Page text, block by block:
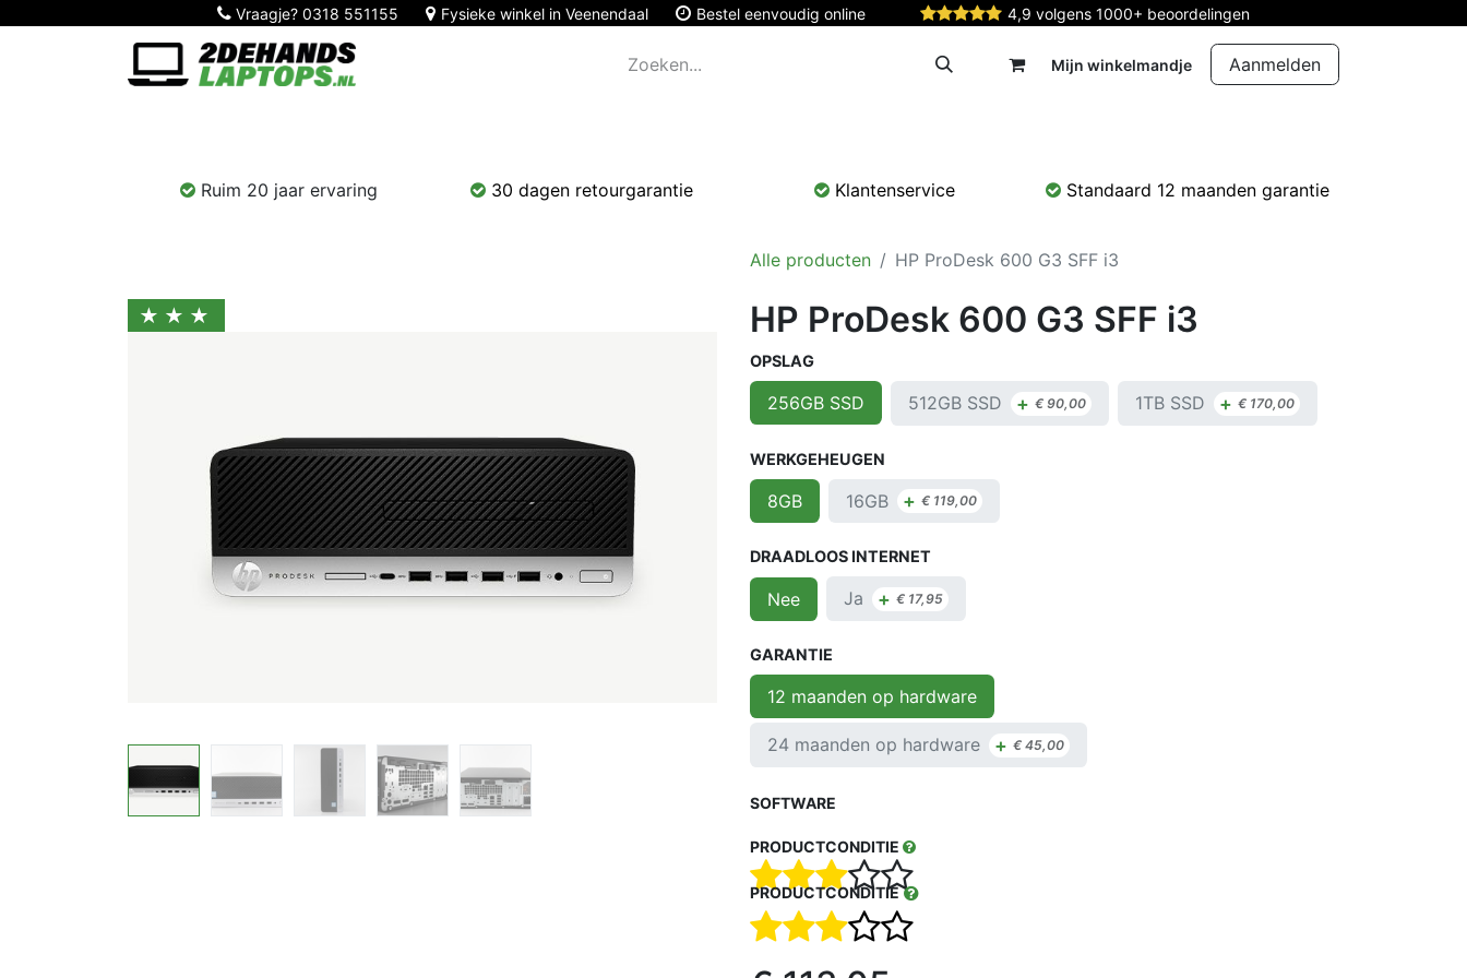
Vraagje? 0318 551155 Fysieke winkel in Veenendaal Bestel eenvoudig online 4,9 volgens 1000+ beoordelingen
Mijn winkelmandje Aanmelden
Ruim 20 jaar ervaring 30 dagen retourgarantie Klantenservice Standaard 12 maanden garantie
Alle producten HP ProDesk 600 G3 SFF i3
★★★ HP ProDesk 600 G3 SFF i3
OPSLAG
256GB SSD 512GB SSD + €90,00 1TB SSD + € 170,00
WERKGEHEUGEN
8GB 16GB + € 119,00
DRAADLOOS INTERNET
Nee Ja + € 17,95
GARANTIE
12 maanden op hardware
24 maanden op hardware + € 45,00
SOFTWARE
PRODUCTCONDITIE
PRODUCTCONDITIE